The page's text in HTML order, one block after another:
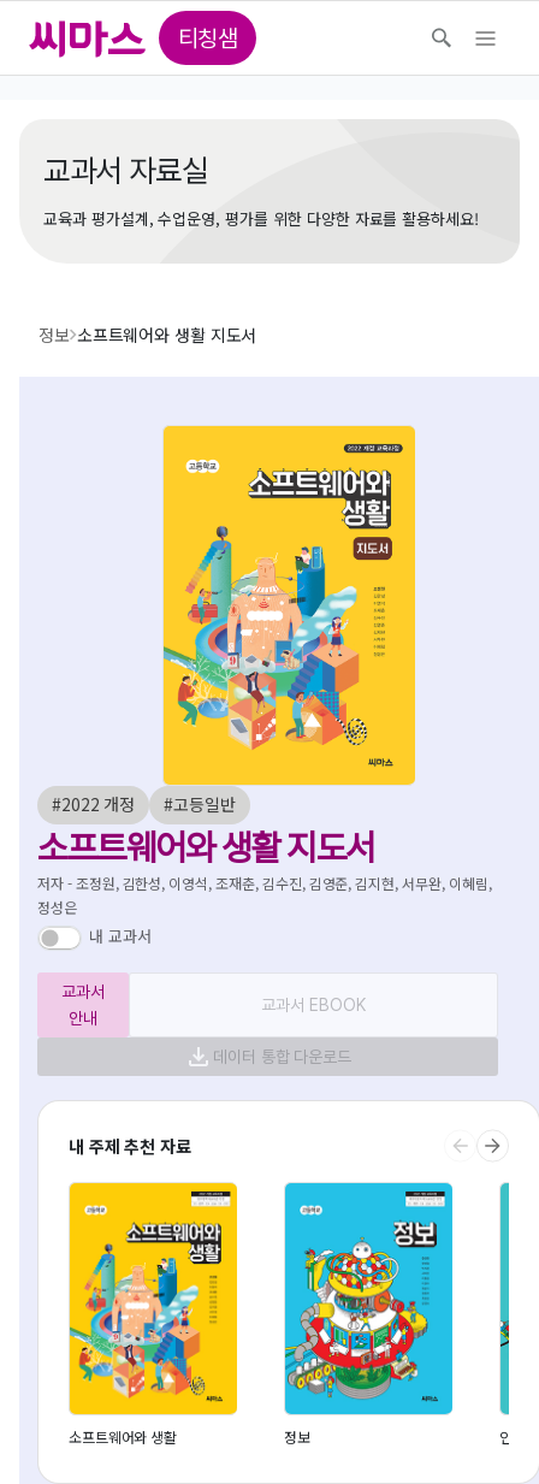
티칭샘
교과서 자료실
교육과 평가설계, 수업운영, 평가를 위한 다양한 자료를 활용하세요!
정보 소프트웨어와 생활 지도서
#2022 개정 #고등일반
소프트웨어와 생활 지도서
저자 - 조정원, 김한성, 이영석, 조재춘, 김수진, 김영준, 김지현, 서무완, 이혜림,
정성은
내 교과서
교과서
안내
교과서 EBOOK
데이터 통합 다운로드
내 주제 추천 자료
소프트웨어와 생활 정보 인공